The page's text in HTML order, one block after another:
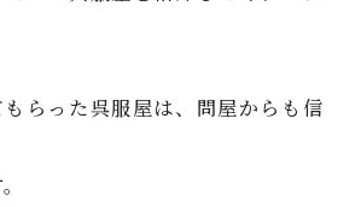
らった呉服屋は、問屋からも信